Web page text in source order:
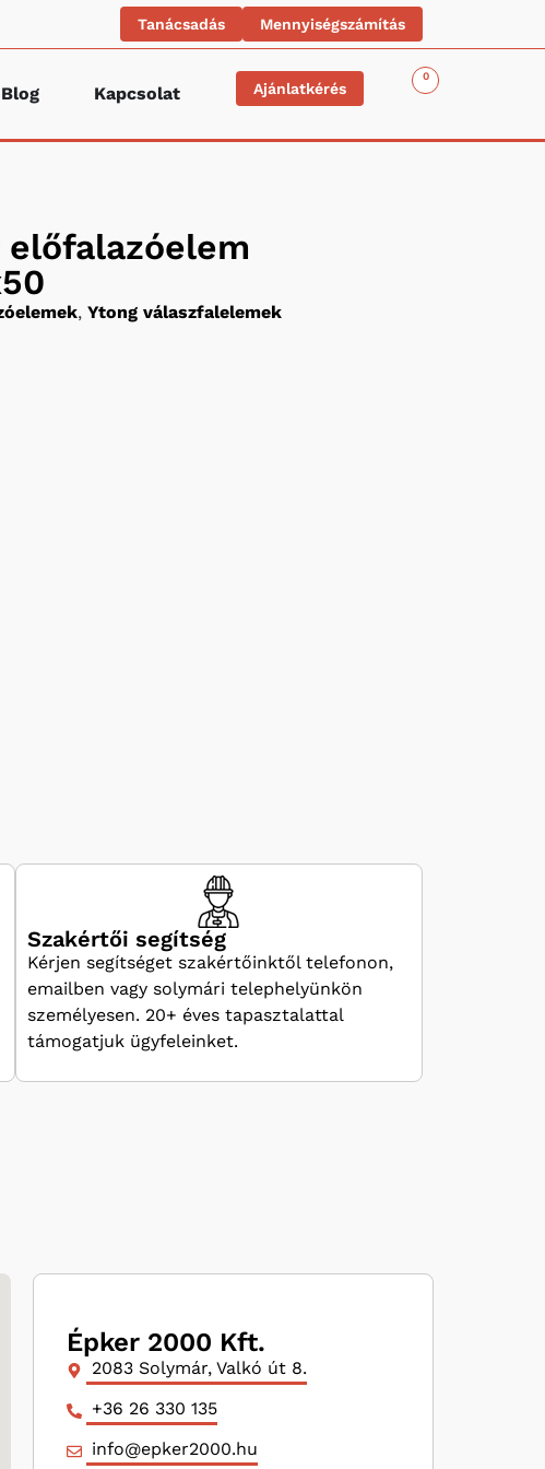
Tanácsadás Mennyiségszámítás
Blog Kapcsolat Ajánlatkérés
0
előfalazóelem
, Ytong válaszfalelemek
Szakértői segítség
Kérjen segítséget szakértőinktől telefonon,
emailben vagy solymári telephelyünkön
személyesen. 20+ éves tapasztalattal
támogatjuk ügyfeleinket.
Épker 2000 Kft.
2083 Solymár, Valkó út 8.
+36 26 330 135
info@epker2000.hu